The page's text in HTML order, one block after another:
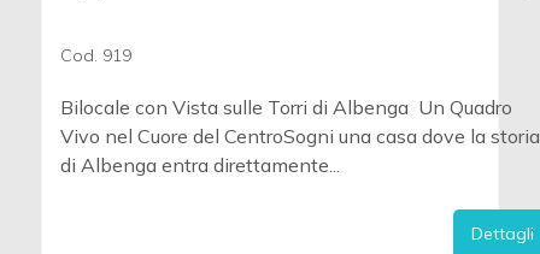
Cod. 919
Bilocale con Vista sulle Torri di Albenga  Un Quadro
Vivo nel Cuore del CentroSogni una casa dove la storia
di Albenga entra direttamente...
Dettagli